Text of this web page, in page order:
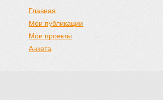
Главная
Мои публикации
Мои проекты
Анкета